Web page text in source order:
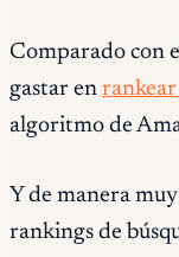
Comparado con
gastar en
algoritmo de
Y de manera
rankings de